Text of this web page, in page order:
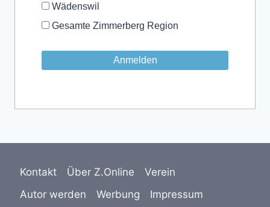
Wädenswil
Gesamte Zimmerberg Region
Kontakt Über Z.Online
Verein
Autor werden
Werbung Impressum